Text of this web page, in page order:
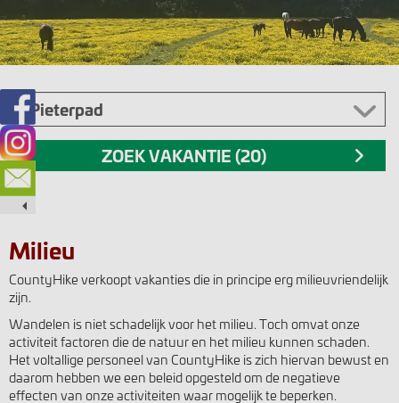
Milieu
CountyHike verkoopt vakanties die in principe erg milieuvriendelijk
zijn.
Wandelen is niet schadelijk voor het milieu. Toch omvat onze
activiteit factoren die de natuur en het milieu kunnen schaden.
Het voltallige personeel van CountyHike is zich hiervan bewust en
daarom hebben we een beleid opgesteld om de negatieve
effecten van onze activiteiten waar mogelijk te beperken.